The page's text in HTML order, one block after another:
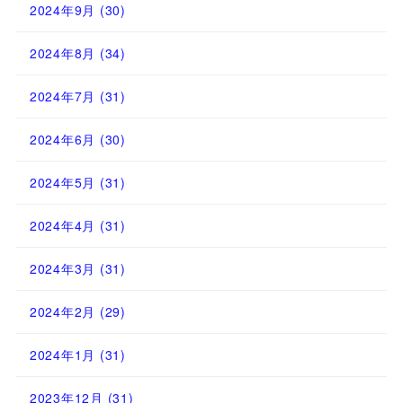
2024年9月 (30)
2024年8月 (34)
2024年7月 (31)
2024年6月 (30)
2024年5月 (31)
2024年4月 (31)
2024年3月 (31)
2024年2月 (29)
2024年1月 (31)
2023年12月 (31)